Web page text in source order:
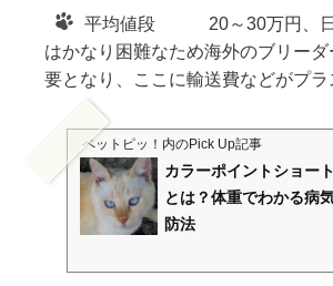
平均値段 20～30万円、日
はかなり困難なため海外のブリー
要となり、ここに輸送費などがプラ
ペットピッ！ 内のPick Up記事
カラーポイントショー
とは？体重でわかる病
防法